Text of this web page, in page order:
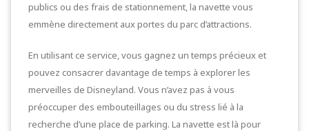
publics ou des frais de stationnement, la navette vous
emmène directement aux portes du parc d’attractions.
En utilisant ce service, vous gagnez un temps précieux et
pouvez consacrer davantage de temps à explorer les
merveilles de Disneyland. Vous n’avez pas à vous
préoccuper des embouteillages ou du stress lié à la
recherche d’une place de parking. La navette est là pour